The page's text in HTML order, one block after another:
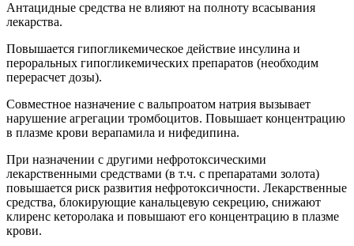
Антацидные средства не влияют на полноту всасывания
лекарства.
Повышается гипогликемическое действие инсулина и
пероральных гипогликемических препаратов (необходим
перерасчет дозы).
Совместное назначение с вальпроатом натрия вызывает
нарушение агрегации тромбоцитов. Повышает концентрацию
в плазме крови верапамила и нифедипина.
При назначении с другими нефротоксическими
лекарственными средствами (в т.ч. с препаратами золота)
повышается риск развития нефротоксичности. Лекарственные
средства, блокирующие канальцевую секрецию, снижают
клиренс кеторолака и повышают его концентрацию в плазме
крови.